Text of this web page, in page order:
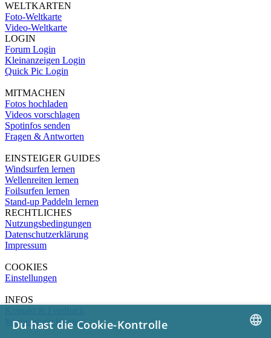
WELTKARTEN
Foto-Weltkarte
Video-Weltkarte
LOGIN
Forum Login
Kleinanzeigen Login
Quick Pic Login
MITMACHEN
Fotos hochladen
Videos vorschlagen
Spotinfos senden
Fragen & Antworten
EINSTEIGER GUIDES
Windsurfen lernen
Wellenreiten lernen
Foilsurfen lernen
Stand-up Paddeln lernen
RECHTLICHES
Nutzungsbedingungen
Datenschutzerklärung
Impressum
COOKIES
Einstellungen
INFOS
Werbemöglichkeiten
Du hast die Cookie-Kontrolle